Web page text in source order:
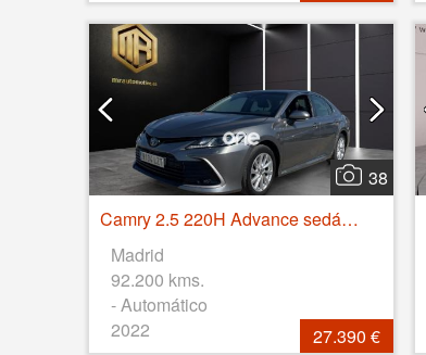
38
Camry 2.5 220H Advance sedán 160kW
Madrid
92.200 kms.
- Automático
2022
27.390 €